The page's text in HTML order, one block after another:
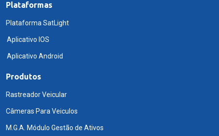
Plataformas
Plataforma SatLight
Aplicativo IOS
Aplicativo Android
Produtos
Rastreador Veicular
Câmeras Para Veiculos
M.G.A. Módulo Gestão de Ativos